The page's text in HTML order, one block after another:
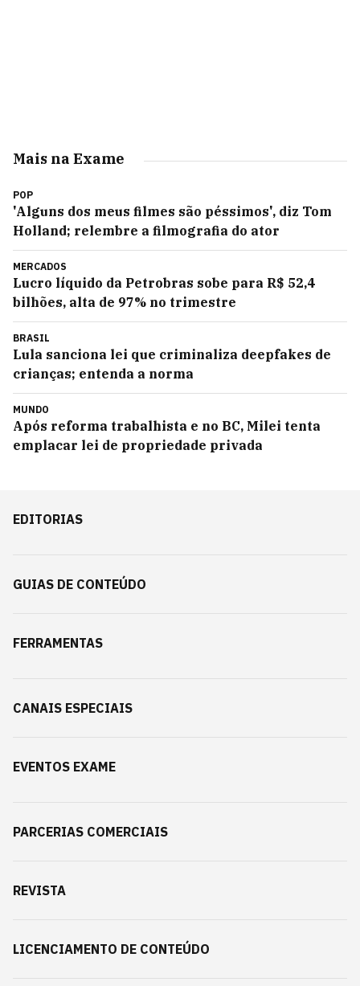
Mais na Exame
POP
'Alguns dos meus filmes são péssimos', diz Tom
Holland; relembre a filmografia do ator
MERCADOS
Lucro líquido da Petrobras sobe para R$ 52,4
bilhões, alta de 97% no trimestre
BRASIL
Lula sanciona lei que criminaliza deepfakes de
crianças; entenda a norma
MUNDO
Após reforma trabalhista e no BC, Milei tenta
emplacar lei de propriedade privada
EDITORIAS
GUIAS DE CONTEÚDO
FERRAMENTAS
CANAIS ESPECIAIS
EVENTOS EXAME
PARCERIAS COMERCIAIS
REVISTA
LICENCIAMENTO DE CONTEÚDO